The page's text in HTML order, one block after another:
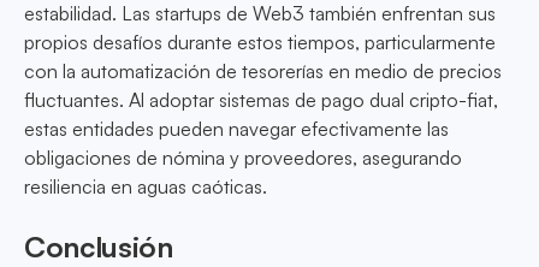
estabilidad. Las startups de Web3 también enfrentan sus
propios desafíos durante estos tiempos, particularmente
con la automatización de tesorerías en medio de precios
fluctuantes. Al adoptar sistemas de pago dual cripto-fiat,
estas entidades pueden navegar efectivamente las
obligaciones de nómina y proveedores, asegurando
resiliencia en aguas caóticas.
Conclusión